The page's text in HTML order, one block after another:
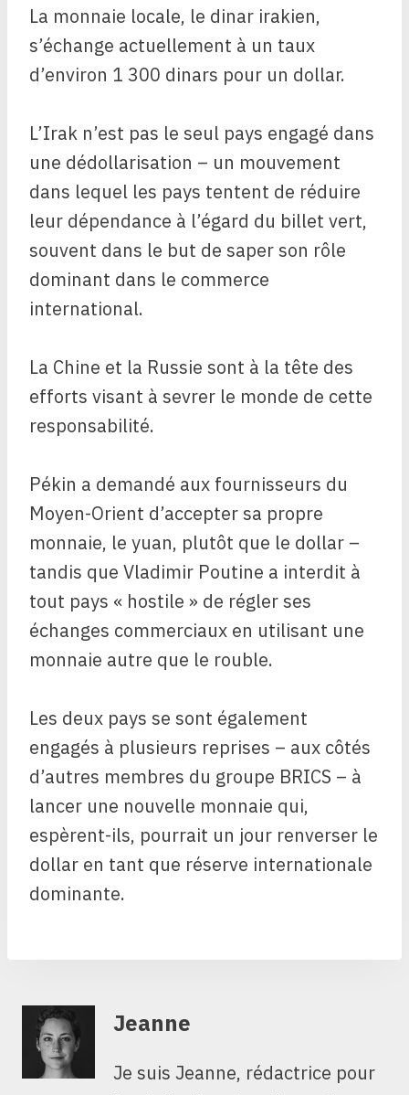
La monnaie locale, le dinar irakien,
s’échange actuellement à un taux
d’environ 1 300 dinars pour un dollar.
L’Irak n’est pas le seul pays engagé dans
une dédollarisation – un mouvement
dans lequel les pays tentent de réduire
leur dépendance à l’égard du billet vert,
souvent dans le but de saper son rôle
dominant dans le commerce
international.
La Chine et la Russie sont à la tête des
efforts visant à sevrer le monde de cette
responsabilité.
Pékin a demandé aux fournisseurs du
Moyen-Orient d’accepter sa propre
monnaie, le yuan, plutôt que le dollar –
tandis que Vladimir Poutine a interdit à
tout pays « hostile » de régler ses
échanges commerciaux en utilisant une
monnaie autre que le rouble.
Les deux pays se sont également
engagés à plusieurs reprises – aux côtés
d’autres membres du groupe BRICS – à
lancer une nouvelle monnaie qui,
espèrent-ils, pourrait un jour renverser le
dollar en tant que réserve internationale
dominante.
Jeanne
Je suis Jeanne, rédactrice pour